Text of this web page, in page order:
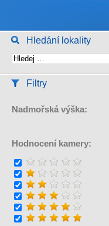
Hledání lokality
Filtry
Nadmořská výška:
Hodnocení kamery: